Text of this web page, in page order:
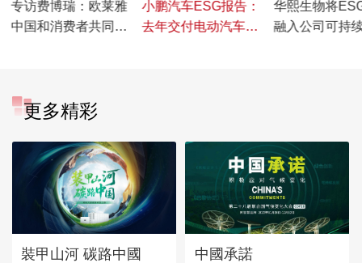
专访费博瑞：欧莱雅
中国和消费者共同参
小鹏汽车ESG报告：
去年交付电动汽车减
华熙生物将
融入公司可持
更多精彩
裝甲山河 碳路中國 中國承諾